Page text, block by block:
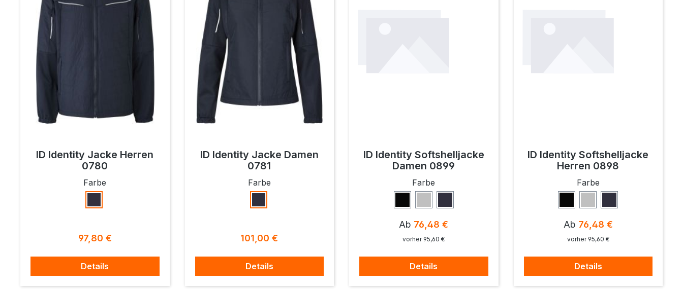
ID Identity Jacke Herren
0780
Farbe
Navy
Regulärer Preis:
97,80 €
Details
ID Identity Jacke Damen
0781
Farbeauswählen
Navy
Regulärer Preis:
101,00 €
Details
ID Identity Softshelljacke
Damen 0899
Farbe
SchwarzGrau Navy
Regulärer Preis:
Ab 76,48 €
vorher 95,60 €
Details
ID Identity Softshelljacke
Herren 0898
Farbeauswählen
SchwarzGrau Navy
Regulärer Preis:
Ab 76,48 €
vorher 95,60 €
Details